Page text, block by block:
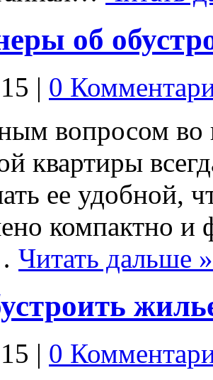
об
| 0
вопросом во
квартиры
ее удобной,
компактно
Читать дальше »
| 0